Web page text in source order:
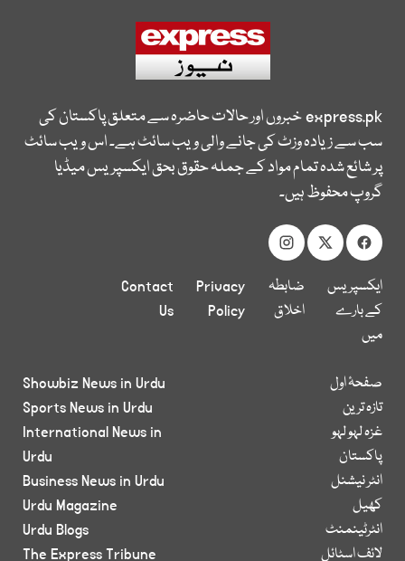
express.pkخبروں اور حالات حاضرہ سے متعلق پاکستان کی
سب سے زیادہ وزٹ کی جانے والی ویب سائٹ ہے۔ اس ویب سائٹ
پر شائع شدہ تمام مواد کے جملہ حقوق بحق ایکسپریس میڈیا
گروپ محفوظ ہیں۔
ایکسپریس
کے بارے
میں
ضابطہ
اخلاق
Privacy
Policy
Contact
Us
صفحۂ اول
تازہ ترین
غزہ لہو لہو
پاکستان
انٹر نیشنل
کھیل
انٹرٹینمنٹ
لائف اسٹائل
Showbiz News in Urdu
Sports News in Urdu
International News in
Urdu
Business News in Urdu
Urdu Magazine
Urdu Blogs
The Express Tribune